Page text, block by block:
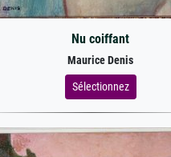
Nu coiffant
Maurice Denis
Sélectionnez